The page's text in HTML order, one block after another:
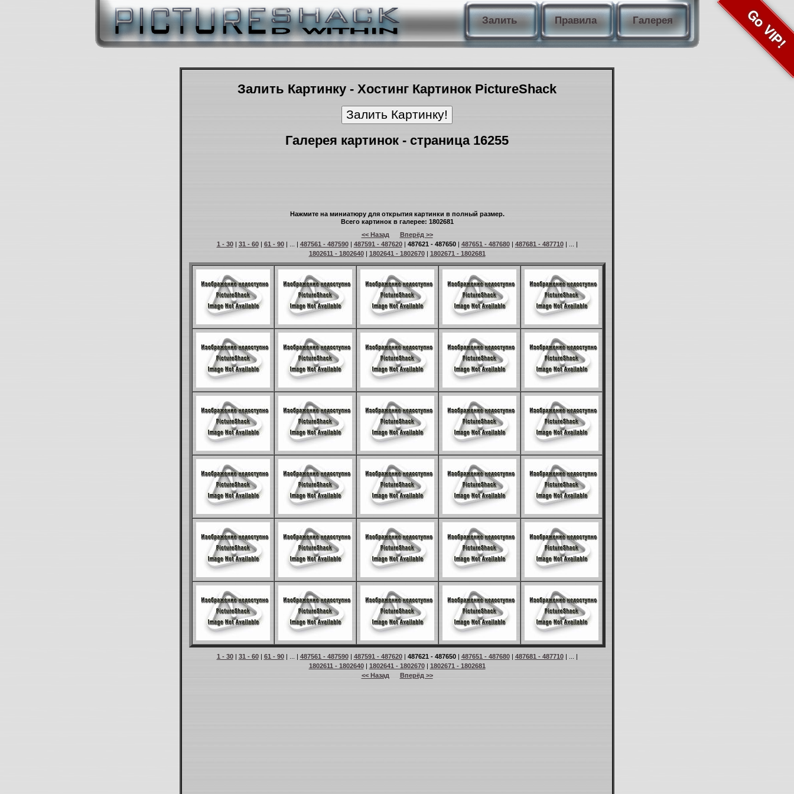
Залить Правила Галерея Go VIP!
Залить Картинку - Хостинг Картинок PictureShack
Галерея картинок - страница 16255
Нажмите на миниатюру для открытия картинки в полный размер.
Всего картинок в галерее: 1802681
<< Назад
Вперёд >>
1 - 30| 31 - 60| 61 - 90| ... | 487561 - 487590| 487591 - 487620| 487621 - 487650| 487651 - 487680| 487681 - 487710| ... |
1802611 - 1802640| 1802641 - 1802670| 1802671 - 1802681
1 - 30| 31 - 60| 61 - 90| ... | 487561 - 487590| 487591 - 487620| 487621 - 487650| 487651 - 487680| 487681 - 487710| ... |
1802611 - 1802640| 1802641 - 1802670| 1802671 - 1802681
<< Назад
Вперёд >>